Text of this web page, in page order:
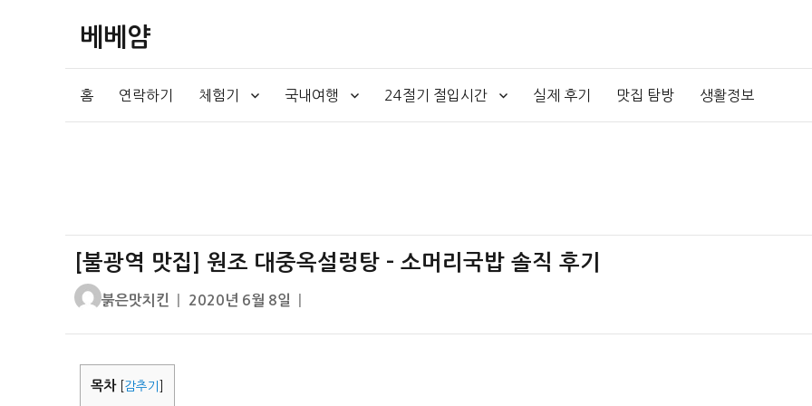
베베얌
홈 연락하기 체험기 국내여행 24절기 절입시간 실제 후기 맛집 탐방 생활정보
[불광역 맛집] 원조 대중옥설렁탕 – 소머리국밥 솔직 후기
글
붉은맛치킨
작
2020년 6월 8일
목차 감추기